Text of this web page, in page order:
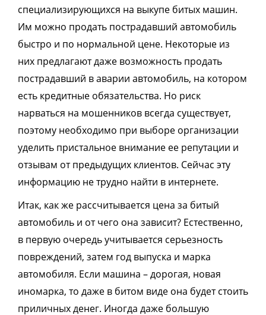
специализирующихся на выкупе битых машин.
Им можно продать пострадавший автомобиль
быстро и по нормальной цене. Некоторые из
них предлагают даже возможность продать
пострадавший в аварии автомобиль, на котором
есть кредитные обязательства. Но риск
нарваться на мошенников всегда существует,
поэтому необходимо при выборе организации
уделить пристальное внимание ее репутации и
отзывам от предыдущих клиентов. Сейчас эту
информацию не трудно найти в интернете.
Итак, как же рассчитывается цена за битый
автомобиль и от чего она зависит? Естественно,
в первую очередь учитывается серьезность
повреждений, затем год выпуска и марка
автомобиля. Если машина – дорогая, новая
иномарка, то даже в битом виде она будет стоить
приличных денег. Иногда даже большую